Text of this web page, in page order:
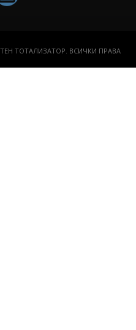
ТОТАЛИЗАТОР. ВСИЧКИ ПРАВА